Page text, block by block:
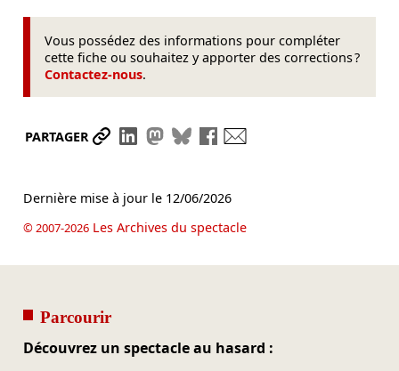
Vous possédez des informations pour compléter
cette fiche ou souhaitez y apporter des corrections ?
Contactez-nous.
PARTAGER Partager le lien
Partager sur LinkedIn
Partager sur Mastodon
Partager sur Bluesky
Partager sur Facebook
Dernière mise à jour le 12/06/2026
© 2007-2026Les Archives du spectacle
Parcourir
Découvrez un spectacle au hasard :